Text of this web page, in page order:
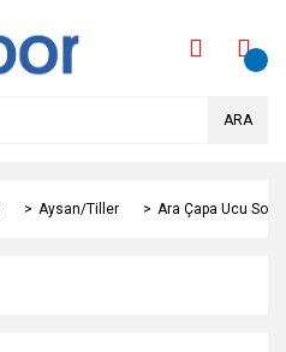
ARA
Aysan/Tiller Ara Çapa Ucu Sol